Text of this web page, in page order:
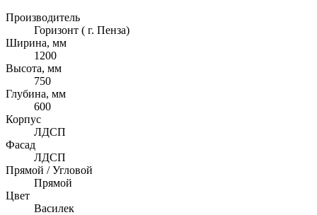
Производитель
Горизонт ( г. Пенза)
Ширина, мм
1200
Высота, мм
750
Глубина, мм
600
Корпус
ЛДСП
Фасад
ЛДСП
Прямой / Угловой
Прямой
Цвет
Василек